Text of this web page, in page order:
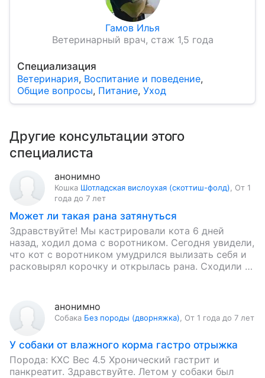
Гамов Илья
Ветеринарный врач, стаж 1,5 года
Специализация
Ветеринария, Воспитание и поведение,
Общие вопросы, Питание, Уход
Другие консультации этого
специалиста
анонимно
Кошка Шотладская вислоухая (скоттиш-фолд)
От 1
года до 7 лет
Может ли такая рана затянуться
Здравствуйте! Мы кастрировали кота 6 дней
назад, ходил дома с воротником. Сегодня увидели,
что кот с воротником умудрился вылизать себя и
расковырял корочку и открылась рана. Сходили к
анонимно
Собака Без породы (дворняжка) От 1 года до 7 лет
У собаки от влажного корма гастро отрыжка
Порода: КХС Вес 4.5 Хронический гастрит и
панкреатит. Здравствуйте. Летом у собаки был